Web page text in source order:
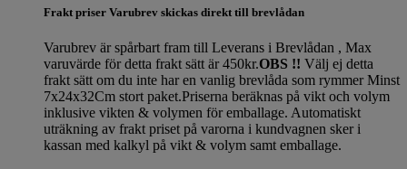
Frakt priser Varubrev skickas direkt till brevlådan
Varubrev är spårbart fram till Leverans i Brevlådan , Max
varuvärde för detta frakt sätt är 450kr.OBS !! Välj ej detta
frakt sätt om du inte har en vanlig brevlåda som rymmer Minst
7x24x32Cm stort paket.Priserna beräknas på vikt och volym
inklusive vikten & volymen för emballage. Automatiskt
uträkning av frakt priset på varorna i kundvagnen sker i
kassan med kalkyl på vikt & volym samt emballage.